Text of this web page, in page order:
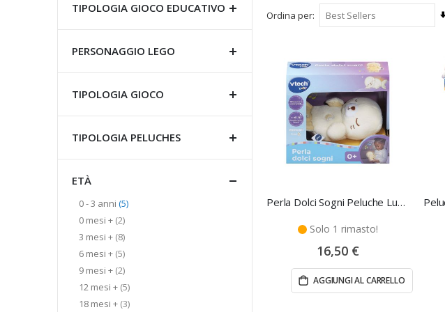
Ordina per
Perla Dolci Sogni Peluche Luminoso Foca – Vtech
Solo 1 rimasto!
16,50 €
AGGIUNGI AL CARRELLO
TIPOLOGIA GIOCO EDUCATIVO
PERSONAGGIO LEGO
TIPOLOGIA GIOCO
TIPOLOGIA PELUCHES
ETÀ
0 - 3 anni 5
elementi
0 mesi + 2
elementi
3 mesi + 8
elementi
6 mesi + 5
elementi
9 mesi + 2
elementi
12 mesi + 5
elementi
18 mesi + 3
elementi